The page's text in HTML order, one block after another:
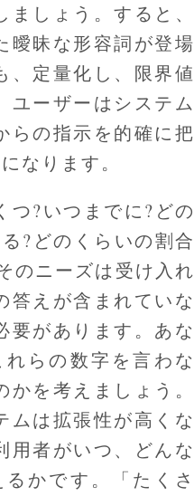
しょう。すると、
曖昧な形容詞が登場
、定量化し、限界値
ユーザーはシステム
らの指示を的確に把
なります。
つ?いつまでに?どの
?どのくらいの割合
のニーズは受け入れ
答えが含まれていな
要があります。あな
らの数字を言わな
を考えましょう。
ムは拡張性が高くな
用者がいつ、どんな
かです。「たくさ